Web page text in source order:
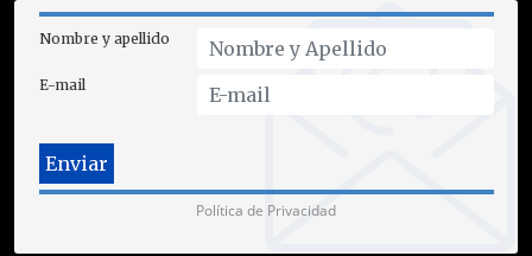
Nombre y apellido
E-mail
Política de Privacidad